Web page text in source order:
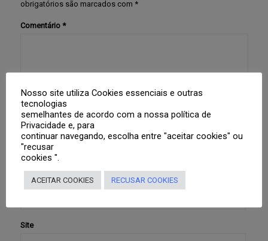
obrigatórios são marcados com *
Comentário *
Nome*
E-mail*
Site
Nosso site utiliza Cookies essenciais e outras
tecnologias
semelhantes de acordo com a nossa política de
Privacidade e, para
continuar navegando, escolha entre "aceitar cookies" ou
"recusar
cookies ".
ACEITAR COOKIES RECUSAR COOKIES